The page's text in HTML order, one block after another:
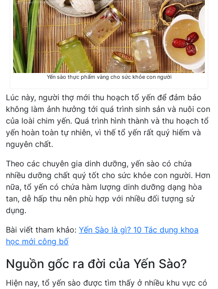
Yến sào thực phẩm vàng cho sức khỏe con người
Lúc này, người thợ mới thu hoạch tổ yến để đảm bảo
không làm ảnh hưởng tới quá trình sinh sản và nuôi con
của loài chim yến. Quá trình hình thành và thu hoạch tổ
yến hoàn toàn tự nhiên, vì thế tổ yến rất quý hiếm và
nguyên chất.
Theo các chuyên gia dinh dưỡng, yến sào có chứa
nhiều dưỡng chất quý tốt cho sức khỏe con người. Hơn
nữa, tổ yến có chứa hàm lượng dinh dưỡng dạng hòa
tan, dễ hấp thu nên phù hợp với nhiều đối tượng sử
dụng.
Bài viết tham khảo: Yến Sào là gì? 10 Tác dụng khoa
học mới công bố
Nguồn gốc ra đời của Yến Sào?
Hiện nay, tổ yến sào được tìm thấy ở nhiều khu vực có